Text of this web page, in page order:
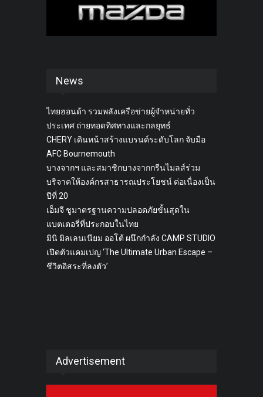
News
ไทยฮอนด้า รวมพลังเครือข่ายผู้จำหน่ายทั่ว
ประเทศ ถ่ายทอดทิศทางและกลยุทธ์
CHERY เดินหน้าสร้างแบรนด์ระดับโลก จับมือ
AFC Bournemouth
บางจากฯ และสมาชิกบางจากกรีนไมลส์ร่วม
บริจาคให้องค์กรสาธารณประโยชน์ ต่อเนื่องเป็น
ปีที่ 20
เอ็มจี ชูมาตรฐานความปลอดภัยขั้นสุดใน
แบตเตอรี่ที่ประกอบในไทย
มินิ มิลเลนเนียม ออโต้ ผนึกกำลัง CAMP STUDIO
เปิดตัวแคมเปญ ‘The Ultimate Urban Escape –
ชีวิตอิสระที่ลงตัว’
Advertisement